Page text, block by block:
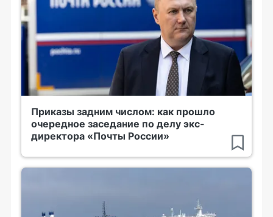
Приказы задним числом: как прошло
очередное заседание по делу экс-
директора «Почты России»